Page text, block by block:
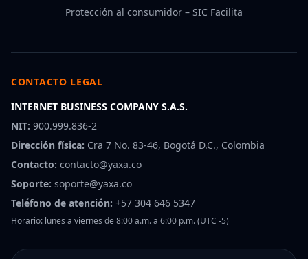
Protección al consumidor – SIC Facilita
CONTACTO LEGAL
INTERNET BUSINESS COMPANY S.A.S.
NIT: 900.999.836-2
Dirección física: Cra 7 No. 83-46, Bogotá D.C., Colombia
Contacto: contacto@yaxa.co
Soporte: soporte@yaxa.co
Teléfono de atención: +57 304 646 5347
Horario: lunes a viernes de 8:00 a.m. a 6:00 p.m. (UTC -5)